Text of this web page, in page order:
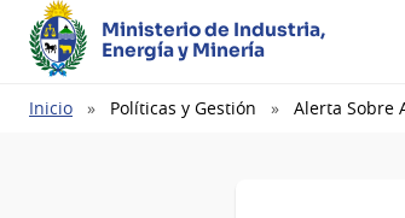
Ministerio de Industria,
Energía y Minería
Ruta
Inicio Políticas y Gestión Alerta Sobre